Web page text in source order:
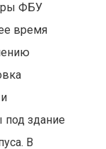
ФБУ
время
под здание
В